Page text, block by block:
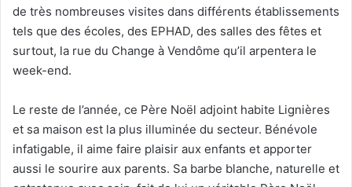
de très nombreuses visites dans différents établissements
tels que des écoles, des EPHAD, des salles des fêtes et
surtout, la rue du Change à Vendôme qu’il arpentera le
week-end.
Le reste de l’année, ce Père Noël adjoint habite Lignières
et sa maison est la plus illuminée du secteur. Bénévole
infatigable, il aime faire plaisir aux enfants et apporter
aussi le sourire aux parents. Sa barbe blanche, naturelle et